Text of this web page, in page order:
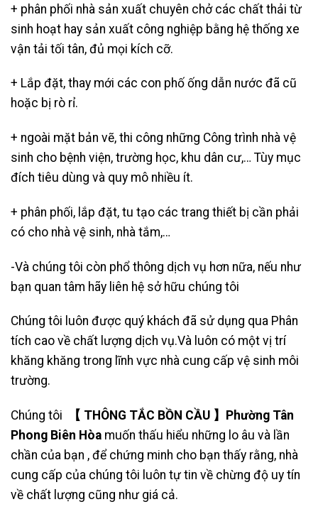
+ phân phối nhà sản xuất chuyên chở các chất thải từ
sinh hoạt hay sản xuất công nghiệp bằng hệ thống xe
vận tải tối tân, đủ mọi kích cỡ.
+ Lắp đặt, thay mới các con phố ống dẫn nước đã cũ
hoặc bị rò rỉ.
+ ngoài mặt bản vẽ, thi công những Công trình nhà vệ
sinh cho bệnh viện, trường học, khu dân cư,… Tùy mục
đích tiêu dùng và quy mô nhiều ít.
+ phân phối, lắp đặt, tu tạo các trang thiết bị cần phải
có cho nhà vệ sinh, nhà tắm,…
-Và chúng tôi còn phổ thông dịch vụ hơn nữa, nếu như
bạn quan tâm hãy liên hệ sở hữu chúng tôi
Chúng tôi luôn được quý khách đã sử dụng qua Phân
tích cao về chất lượng dịch vụ.Và luôn có một vị trí
khăng khăng trong lĩnh vực nhà cung cấp vệ sinh môi
trường.
Chúng tôi
【 THÔNG TẮC BỒN CẦU 】Phường Tân
Phong Biên Hòa muốn thấu hiểu những lo âu và lần
chần của bạn , để chứng minh cho bạn thấy rằng, nhà
cung cấp của chúng tôi luôn tự tin về chừng độ uy tín
về chất lượng cũng như giá cả.